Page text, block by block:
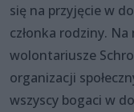
się na przyjęcie w
członka rodziny.
wolontariusze
organizacji
wszyscy bogaci w